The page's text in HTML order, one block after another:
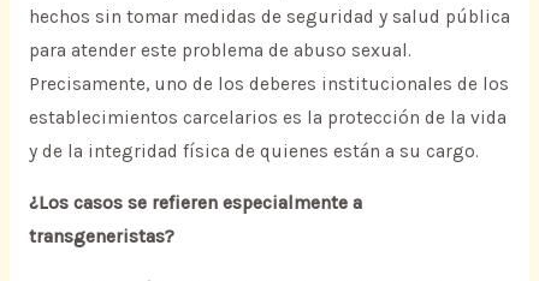
hechos sin tomar medidas de seguridad y salud pública
para atender este problema de abuso sexual.
Precisamente, uno de los deberes institucionales de los
establecimientos carcelarios es la protección de la vida
y de la integridad física de quienes están a su cargo.
¿Los casos se refieren especialmente a
transgeneristas?